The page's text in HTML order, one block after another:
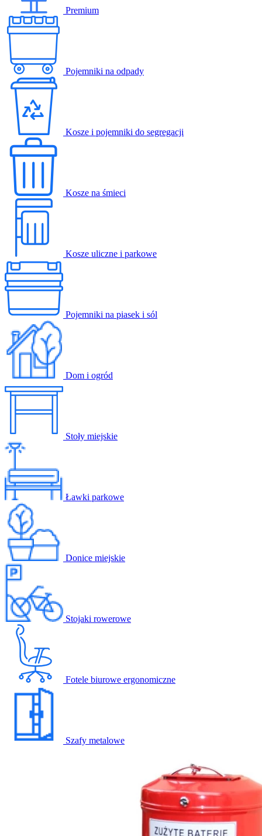
Premium
Pojemniki na odpady
Kosze i pojemniki do segregacji
Kosze na śmieci
Kosze uliczne i parkowe
Pojemniki na piasek i sól
Dom i ogród
Stoły miejskie
Ławki parkowe
Donice miejskie
Stojaki rowerowe
Fotele biurowe ergonomiczne
Szafy metalowe